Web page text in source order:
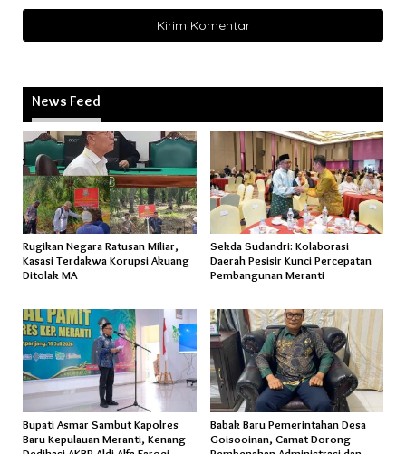
News Feed
Rugikan Negara Ratusan Miliar,
Kasasi Terdakwa Korupsi Akuang
Ditolak MA
Sekda Sudandri: Kolaborasi
Daerah Pesisir Kunci Percepatan
Pembangunan Meranti
Bupati Asmar Sambut Kapolres
Baru Kepulauan Meranti, Kenang
Babak Baru Pemerintahan Desa
Goisooinan, Camat Dorong